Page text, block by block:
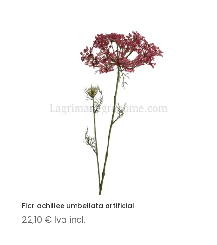
Flor achillee umbellata artificial
22,10 € Iva incl.